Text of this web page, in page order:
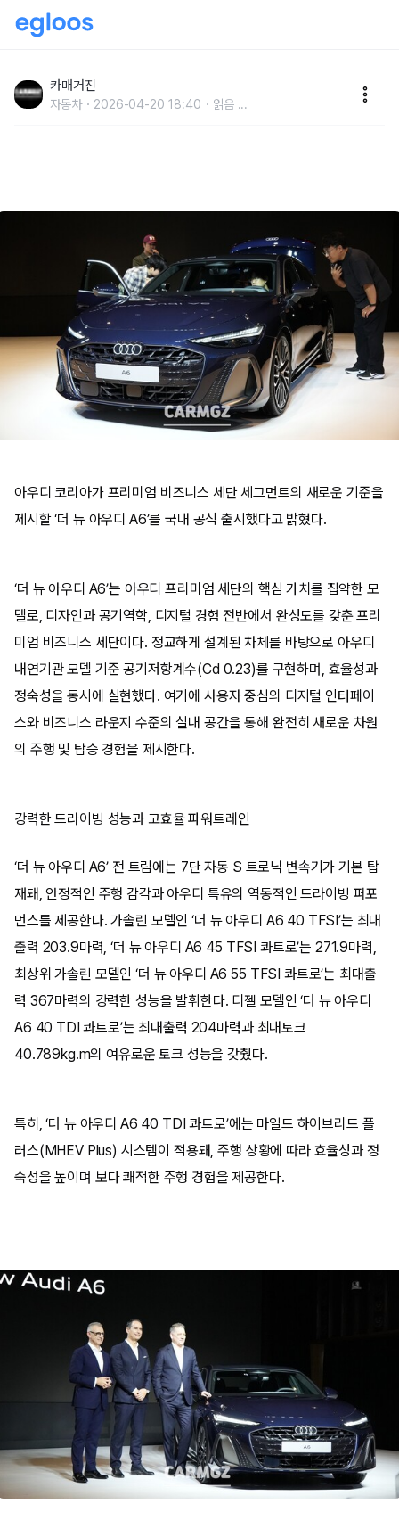
A6' 출시카매거진
자동차 2026-04-20 18:40 읽음 ...
아우디 코리아가 프리미엄 비즈니스 세단 세그먼트의 새로운 기준을
제시할 ‘더 뉴 아우디 A6’를 국내 공식 출시했다고 밝혔다.
‘더 뉴 아우디 A6’는 아우디 프리미엄 세단의 핵심 가치를 집약한 모
델로, 디자인과 공기역학, 디지털 경험 전반에서 완성도를 갖춘 프리
미엄 비즈니스 세단이다. 정교하게 설계된 차체를 바탕으로 아우디
내연기관 모델 기준 공기저항계수(Cd 0.23)를 구현하며, 효율성과
정숙성을 동시에 실현했다. 여기에 사용자 중심의 디지털 인터페이
스와 비즈니스 라운지 수준의 실내 공간을 통해 완전히 새로운 차원
의 주행 및 탑승 경험을 제시한다.
강력한 드라이빙 성능과 고효율 파워트레인
‘더 뉴 아우디 A6’ 전 트림에는 7단 자동 S 트로닉 변속기가 기본 탑
재돼, 안정적인 주행 감각과 아우디 특유의 역동적인 드라이빙 퍼포
먼스를 제공한다. 가솔린 모델인 ‘더 뉴 아우디 A6 40 TFSI’는 최대
출력 203.9마력, ‘더 뉴 아우디 A6 45 TFSI 콰트로’는 271.9마력,
최상위 가솔린 모델인 ‘더 뉴 아우디 A6 55 TFSI 콰트로’는 최대출
력 367마력의 강력한 성능을 발휘한다. 디젤 모델인 ‘더 뉴 아우디
A6 40 TDI 콰트로’는 최대출력 204마력과 최대토크
40.789kg.m의 여유로운 토크 성능을 갖췄다.
특히, ‘더 뉴 아우디 A6 40 TDI 콰트로’에는 마일드 하이브리드 플
러스(MHEV Plus) 시스템이 적용돼, 주행 상황에 따라 효율성과 정
숙성을 높이며 보다 쾌적한 주행 경험을 제공한다.